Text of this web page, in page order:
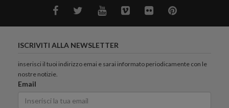
ISCRIVITI ALLA NEWSLETTER
inserisci il tuoi indirizzo emai e sarai informato periodicamente con le
nostre notizie.
Email